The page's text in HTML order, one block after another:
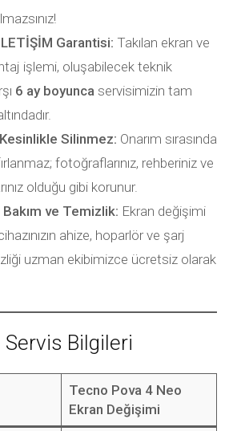
Garantisi: Takılan ekran ve
işlemi, oluşabilecek teknik
6 ay boyunca servisimizin tam
Silinmez: Onarım sırasında
fotoğraflarınız, rehberiniz ve
olduğu gibi korunur.
ve Temizlik: Ekran değişimi
ahize, hoparlör ve şarj
uzman ekibimizce ücretsiz olarak
Servis Bilgileri
Tecno Pova 4 Neo
Ekran Değişimi